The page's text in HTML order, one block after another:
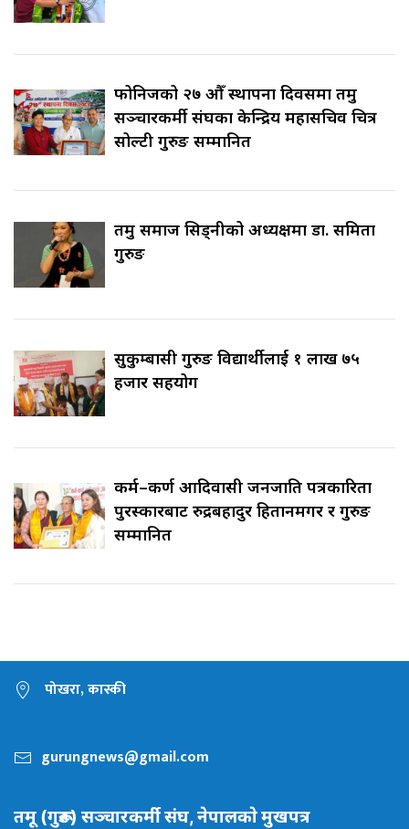
फोनिजको २७ औँ स्थापना दिवसमा तमु
सञ्चारकर्मी संघका केन्द्रिय महासचिव चित्र
सोल्टी गुरुङ सम्मानित
तमु समाज सिड्नीको अध्यक्षमा डा. समिता
गुरुङ
सुकुम्बासी गुरुङ विद्यार्थीलाई १ लाख ७५
हजार सहयोग
कर्म–कर्ण आदिवासी जनजाति पत्रकारिता
पुरस्कारबाट रुद्रबहादुर हितानमगर र गुरुङ
सम्मानित
पोखरा, कास्की
gurungnews@gmail.com
तमू (गुरूङ) सञ्चारकर्मी संघ, नेपालकाे मुखपत्र